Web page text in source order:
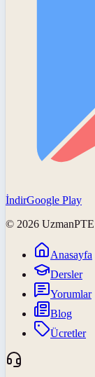
İndirGoogle Play
© 2026 UzmanPTE
Anasayfa
Dersler
Yorumlar
Blog
Ücretler